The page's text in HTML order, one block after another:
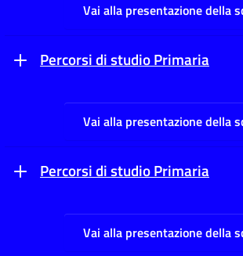
Vai alla presentazione della
Percorsi di studio Primaria
Vai alla presentazione della
Percorsi di studio Primaria
Vai alla presentazione della